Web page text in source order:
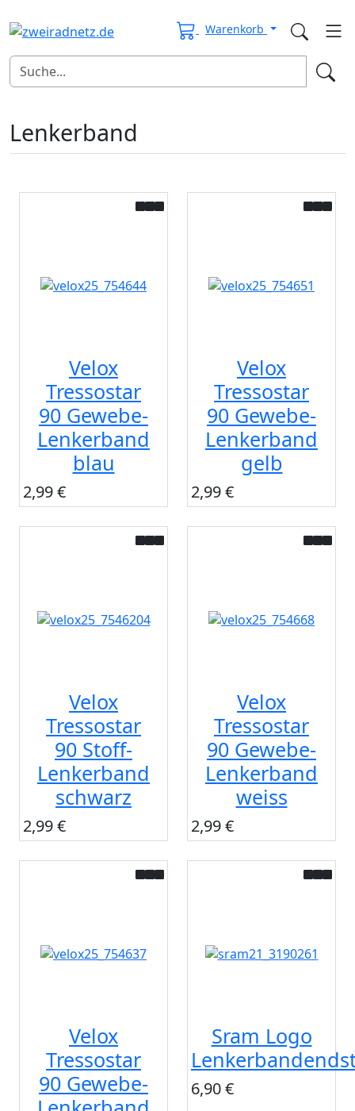
Warenkorb
Lenkerband
Velox
Tressostar
90 Gewebe-
Lenkerband
blau
2,99 €
Velox
Tressostar
90 Gewebe-
Lenkerband
gelb
2,99 €
Velox
Tressostar
90 Stoff-
Lenkerband
schwarz
2,99 €
Velox
Tressostar
90 Gewebe-
Lenkerband
weiss
2,99 €
Velox
Tressostar
90 Gewebe-
Sram Logo
6,90 €